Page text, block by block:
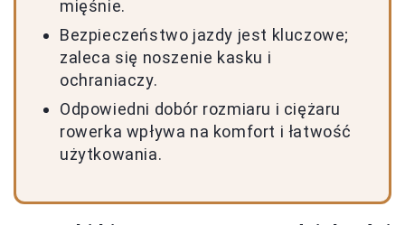
mięśnie.
Bezpieczeństwo jazdy jest kluczowe;
zaleca się noszenie kasku i
ochraniaczy.
Odpowiedni dobór rozmiaru i ciężaru
rowerka wpływa na komfort i łatwość
użytkowania.